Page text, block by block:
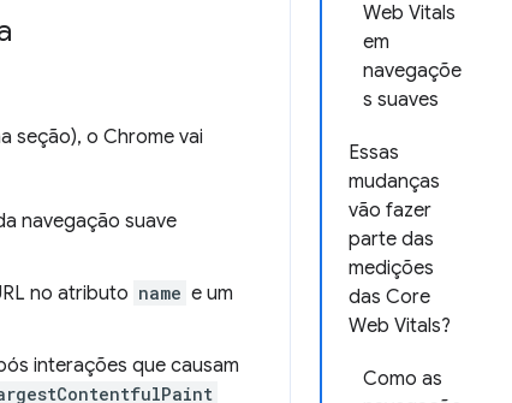
Web Vitals
em
navegaçõe
s suaves
Essas
mudanças
vão fazer
parte das
medições
das Core
Web Vitals?
Como as
seção), o Chrome vai
navegação suave
no atributo name e um
interações que causam